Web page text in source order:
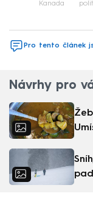
Kanada
Pro tento článek
Návrhy pro